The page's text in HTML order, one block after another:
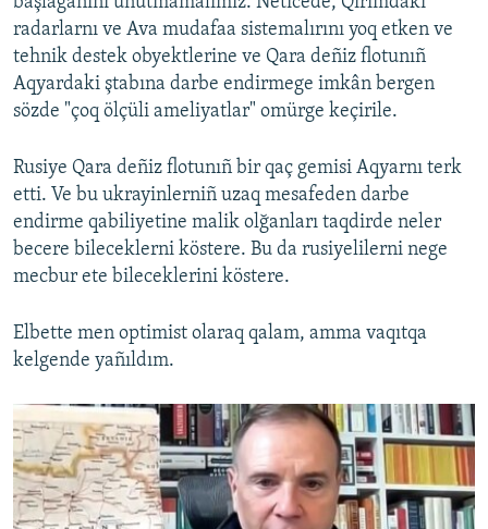
radarlarnı ve Ava mudafaa sistemalırını yoq etken ve
tehnik destek obyektlerine ve Qara deñiz flotunıñ
Aqyardaki ştabına darbe endirmege imkân bergen
sözde "çoq ölçüli ameliyatlar" omürge keçirile.
Rusiye Qara deñiz flotunıñ bir qaç gemisi Aqyarnı terk
etti. Ve bu ukrayinlerniñ uzaq mesafeden darbe
endirme qabiliyetine malik olğanları taqdirde neler
becere bileceklerni köstere. Bu da rusiyelilerni nege
mecbur ete bileceklerini köstere.
Elbette men optimist olaraq qalam, amma vaqıtqa
kelgende yañıldım.